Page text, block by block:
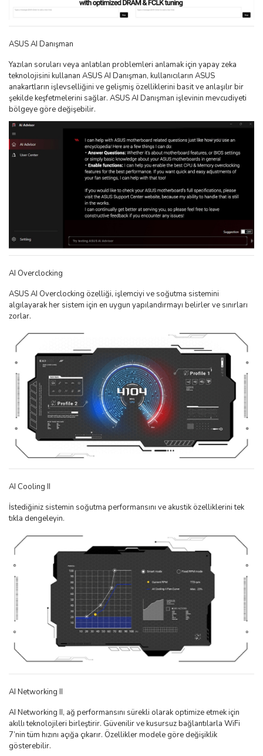
ASUS AI Danışman
Yazılan soruları veya anlatılan problemleri anlamak için yapay zeka
teknolojisini kullanan ASUS AI Danışman, kullanıcıların ASUS
anakartların işlevselliğini ve gelişmiş özelliklerini basit ve anlaşılır bir
şekilde keşfetmelerini sağlar. ASUS AI Danışman işlevinin mevcudiyeti
bölgeye göre değişebilir.
AI Overclocking
ASUS AI Overclocking özelliği, işlemciyi ve soğutma sistemini
algılayarak her sistem için en uygun yapılandırmayı belirler ve sınırları
zorlar.
AI Cooling II
İstediğiniz sistemin soğutma performansını ve akustik özelliklerini tek
tıkla dengeleyin.
AI Networking II
AI Networking II, ağ performansını sürekli olarak optimize etmek için
akıllı teknolojileri birleştirir. Güvenilir ve kusursuz bağlantılarla WiFi
7’nin tüm hızını açığa çıkarır. Özellikler modele göre değişiklik
gösterebilir.